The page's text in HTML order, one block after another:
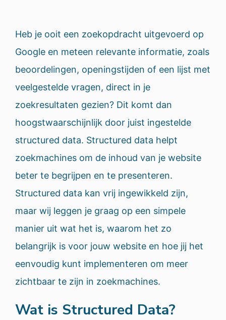
Heb je ooit een zoekopdracht uitgevoerd op
Google en meteen relevante informatie, zoals
beoordelingen, openingstijden of een lijst met
veelgestelde vragen, direct in je
zoekresultaten gezien? Dit komt dan
hoogstwaarschijnlijk door juist ingestelde
structured data. Structured data helpt
zoekmachines om de inhoud van je website
beter te begrijpen en te presenteren.
Structured data kan vrij ingewikkeld zijn,
maar wij leggen je graag op een simpele
manier uit wat het is, waarom het zo
belangrijk is voor jouw website en hoe jij het
eenvoudig kunt implementeren om meer
zichtbaar te zijn in zoekmachines.
Wat is Structured Data?